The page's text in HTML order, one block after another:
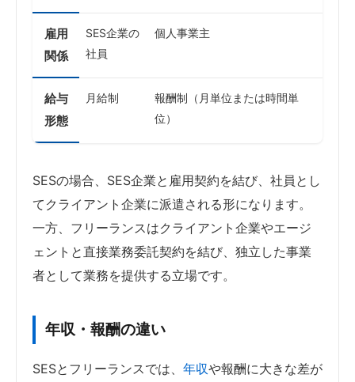
雇用
関係
SES企業の
社員
個人事業主
給与
形態
月給制
報酬制（月単位または時間単
位）
SESの場合、SES企業と雇用契約を結び、社員とし
てクライアント企業に派遣される形になります。
一方、フリーランスはクライアント企業やエージ
ェントと直接業務委託契約を結び、独立した事業
者として業務を提供する立場です。
年収・報酬の違い
SESとフリーランスでは、 年収や報酬に大きな差が